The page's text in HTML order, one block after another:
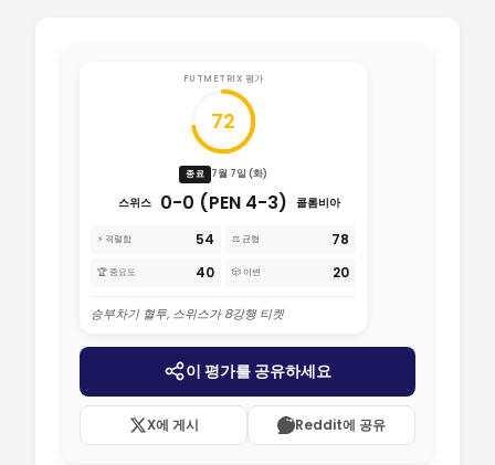
FUTMETRIX 평가
72
종료 7월 7일 (화)
스위스 0-0 (PEN 4-3) 콜롬비아
⚡ 격렬함 54 ⚖️ 균형 78
🏆 중요도 40 🎲 이변 20
승부차기 혈투, 스위스가 8강행 티켓
이 평가를 공유하세요
X에 게시 Reddit에 공유